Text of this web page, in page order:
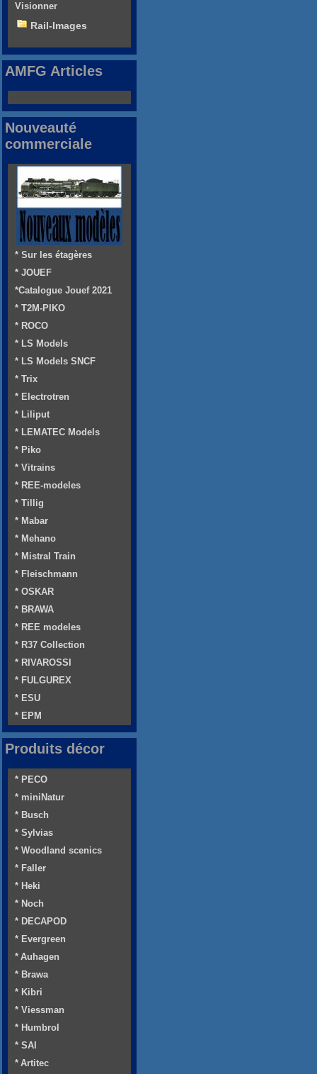
Visionner
Rail-Images
AMFG Articles
Nouveauté
commerciale
* Sur les étagères
* JOUEF
*Catalogue Jouef 2021
* T2M-PIKO
* ROCO
* LS Models
* LS Models SNCF
* Trix
* Electrotren
* Liliput
* LEMATEC Models
* Piko
* Vitrains
* REE-modeles
* Tillig
* Mabar
* Mehano
* Mistral Train
* Fleischmann
* OSKAR
* BRAWA
* REE modeles
* R37 Collection
* RIVAROSSI
* FULGUREX
* ESU
* EPM
Produits décor
* PECO
* miniNatur
* Busch
* Sylvias
* Woodland scenics
* Faller
* Heki
* Noch
* DECAPOD
* Evergreen
* Auhagen
* Brawa
* Kibri
* Viessman
* Humbrol
* SAI
* Artitec